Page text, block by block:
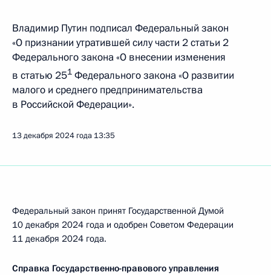
Владимир Путин подписал Федеральный закон
«О признании утратившей силу части 2 статьи 2
Федерального закона «О внесении изменения
в статью 251 Федерального закона «О развитии
малого и среднего предпринимательства
в Российской Федерации».
13 декабря 2024 года 13:35
Федеральный закон принят Государственной Думой
10 декабря 2024 года и одобрен Советом Федерации
11 декабря 2024 года.
Справка Государственно-правового управления